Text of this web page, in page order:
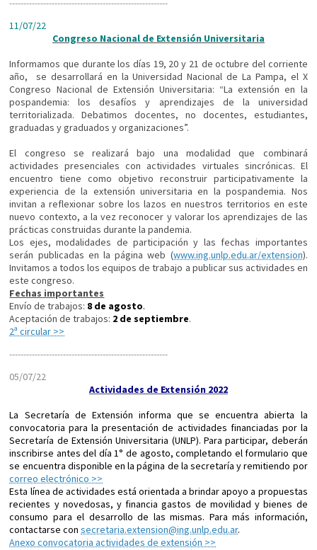
--------------------------------------------------------
11/07/22
Congreso Nacional de Extensión Universitaria
Informamos que durante los días 19, 20 y 21 de octubre del corriente
año, se desarrollará en la Universidad Nacional de La Pampa, el X
Congreso Nacional de Extensión Universitaria: “La extensión en la
pospandemia: los desafíos y aprendizajes de la universidad
territorializada. Debatimos docentes, no docentes, estudiantes,
graduadas y graduados y organizaciones”.
El congreso se realizará bajo una modalidad que combinará
actividades presenciales con actividades virtuales sincrónicas. El
encuentro tiene como objetivo reconstruir participativamente la
experiencia de la extensión universitaria en la pospandemia. Nos
invitan a reflexionar sobre los lazos en nuestros territorios en este
nuevo contexto, a la vez reconocer y valorar los aprendizajes de las
prácticas construidas durante la pandemia.
Los ejes, modalidades de participación y las fechas importantes
serán publicadas en la página web (www.ing.unlp.edu.ar/extension).
Invitamos a todos los equipos de trabajo a publicar sus actividades en
este congreso.
Fechas importantes
Enví­o de trabajos: 8 de agosto.
Aceptación de trabajos: 2 de septiembre.
2ª circular >>
--------------------------------------------------------
05/07/22
Actividades de Extensión 2022
La Secretaría de Extensión informa que se encuentra abierta la
convocatoria para la presentación de actividades financiadas por la
Secretaría de Extensión Universitaria (UNLP). Para participar, deberán
inscribirse antes del día 1° de agosto, completando el formulario que
se encuentra disponible en la página de la secretaría y remitiendo por
correo electrónico >>
Esta línea de actividades está orientada a brindar apoyo a propuestas
recientes y novedosas, y financia gastos de movilidad y bienes de
consumo para el desarrollo de las mismas. Para más información,
contactarse consecretaria.extension@ing.unlp.edu.ar.
Anexo convocatoria actividades de extensión >>